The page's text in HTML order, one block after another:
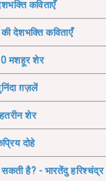
कविताएँ
देशभक्ति कविताएँ
मशहूर शेर
ग़ज़लें
शेर
दोहे
सकती है? - भारतेंदु हरिश्चंद्र